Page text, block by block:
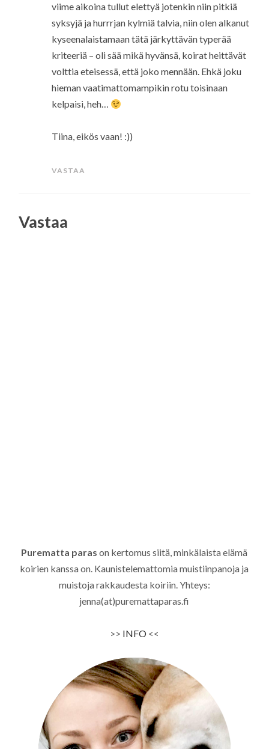
viime aikoina tullut elettyä jotenkin niin pitkiä
syksyjä ja hurrrjan kylmiä talvia, niin olen alkanut
kyseenalaistamaan tätä järkyttävän typerää
kriteeriä – oli sää mikä hyvänsä, koirat heittävät
volttia eteisessä, että joko mennään. Ehkä joku
hieman vaatimattomampikin rotu toisinaan
kelpaisi, heh…
Tiina, eikös vaan! :))
VASTAA
Vastaa
Purematta paras on kertomus siitä, minkälaista elämä
koirien kanssa on. Kaunistelemattomia muistiinpanoja ja
muistoja rakkaudesta koiriin. Yhteys:
jenna(at)puremattaparas.fi
>> INFO<<